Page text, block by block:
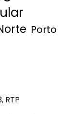
Porto
RTP